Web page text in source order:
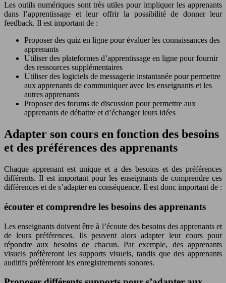
Les outils numériques sont très utiles pour impliquer les apprenants
dans l’apprentissage et leur offrir la possibilité de donner leur
feedback. Il est important de :
Proposer des quiz en ligne pour évaluer les connaissances des
apprenants
Utiliser des plateformes d’apprentissage en ligne pour fournir
des ressources supplémentaires
Utiliser des logiciels de messagerie instantanée pour permettre
aux apprenants de communiquer avec les enseignants et les
autres apprenants
Proposer des forums de discussion pour permettre aux
apprenants de débattre et d’échanger leurs idées
Adapter son cours en fonction des besoins
et des préférences des apprenants
Chaque apprenant est unique et a des besoins et des préférences
différents. Il est important pour les enseignants de comprendre ces
différences et de s’adapter en conséquence. Il est donc important de :
écouter et comprendre les besoins des apprenants
Les enseignants doivent être à l’écoute des besoins des apprenants et
de leurs préférences. Ils peuvent alors adapter leur cours pour
répondre aux besoins de chacun. Par exemple, des apprenants
visuels préfèreront les supports visuels, tandis que des apprenants
auditifs préfèreront les enregistrements sonores.